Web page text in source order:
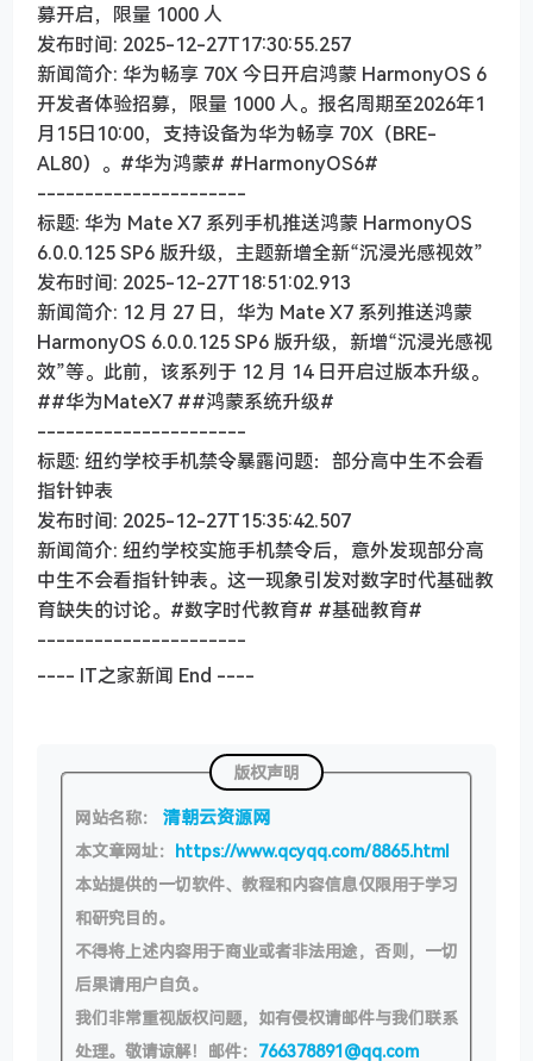
募开启，限量 1000 人
发布时间: 2025-12-27T17:30:55.257
新闻简介: 华为畅享 70X 今日开启鸿蒙 HarmonyOS 6
开发者体验招募，限量 1000 人。报名周期至2026年1
月15日10:00，支持设备为华为畅享 70X（BRE-
AL80）。#华为鸿蒙# #HarmonyOS6#
----------------------
标题: 华为 Mate X7 系列手机推送鸿蒙 HarmonyOS
6.0.0.125 SP6 版升级，主题新增全新“沉浸光感视效”
发布时间: 2025-12-27T18:51:02.913
新闻简介: 12 月 27 日，华为 Mate X7 系列推送鸿蒙
HarmonyOS 6.0.0.125 SP6 版升级，新增“沉浸光感视
效”等。此前，该系列于 12 月 14 日开启过版本升级。
##华为MateX7 ##鸿蒙系统升级#
----------------------
标题: 纽约学校手机禁令暴露问题：部分高中生不会看
指针钟表
发布时间: 2025-12-27T15:35:42.507
新闻简介: 纽约学校实施手机禁令后，意外发现部分高
中生不会看指针钟表。这一现象引发对数字时代基础教
育缺失的讨论。#数字时代教育# #基础教育#
----------------------
---- IT之家新闻 End ----
版权声明
网站名称： 清朝云资源网
本文章网址： https://www.qcyqq.com/8865.html
本站提供的一切软件、教程和内容信息仅限用于学习
和研究目的。
不得将上述内容用于商业或者非法用途，否则，一切
后果请用户自负。
我们非常重视版权问题，如有侵权请邮件与我们联系
处理。敬请谅解！邮件： 766378891@qq.com